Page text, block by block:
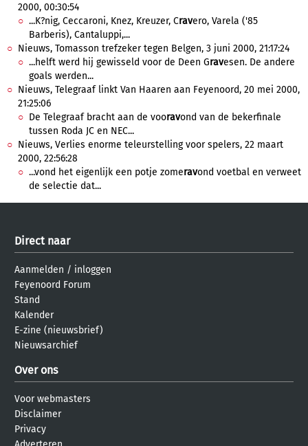
2000, 00:30:54
...K?nig, Ceccaroni, Knez, Kreuzer, Cravero, Varela ('85
Barberis), Cantaluppi,...
Nieuws, Tomasson trefzeker tegen Belgen, 3 juni 2000, 21:17:24
...helft werd hij gewisseld voor de Deen Gravesen. De andere
goals werden...
Nieuws, Telegraaf linkt Van Haaren aan Feyenoord, 20 mei 2000,
21:25:06
De Telegraaf bracht aan de vooravond van de bekerfinale
tussen Roda JC en NEC...
Nieuws, Verlies enorme teleurstelling voor spelers, 22 maart
2000, 22:56:28
...vond het eigenlijk een potje zomeravond voetbal en verweet
de selectie dat...
Direct naar
Aanmelden / inloggen
Feyenoord Forum
Stand
Kalender
E-zine (nieuwsbrief)
Nieuwsarchief
Over ons
Voor webmasters
Disclaimer
Privacy